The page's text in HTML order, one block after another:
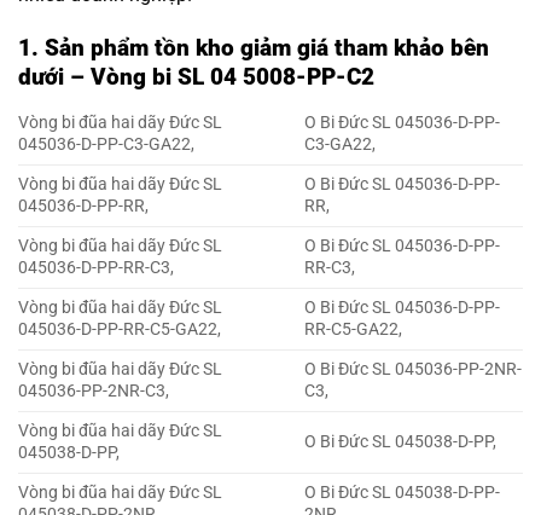
1. Sản phẩm tồn kho giảm giá tham khảo bên
dưới – Vòng bi SL 04 5008-PP-C2
Vòng bi đũa hai dãy Đức SL
045036-D-PP-C3-GA22,
O Bi Đức SL 045036-D-PP-
C3-GA22,
Vòng bi đũa hai dãy Đức SL
045036-D-PP-RR,
O Bi Đức SL 045036-D-PP-
RR,
Vòng bi đũa hai dãy Đức SL
045036-D-PP-RR-C3,
O Bi Đức SL 045036-D-PP-
RR-C3,
Vòng bi đũa hai dãy Đức SL
045036-D-PP-RR-C5-GA22,
O Bi Đức SL 045036-D-PP-
RR-C5-GA22,
Vòng bi đũa hai dãy Đức SL
045036-PP-2NR-C3,
O Bi Đức SL 045036-PP-2NR-
C3,
Vòng bi đũa hai dãy Đức SL
045038-D-PP,
O Bi Đức SL 045038-D-PP,
Vòng bi đũa hai dãy Đức SL
O Bi Đức SL 045038-D-PP-